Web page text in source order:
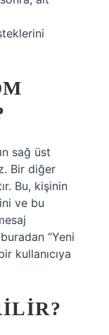
sağ üst
Bir diğer
Bu, kişinin
ve bu
“Yeni
kullanıcıya